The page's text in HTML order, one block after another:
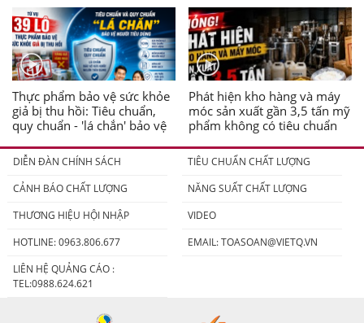
Thực phẩm bảo vệ sức khỏe
giả bị thu hồi: Tiêu chuẩn,
quy chuẩn - 'lá chắn' bảo vệ
Phát hiện kho hàng và máy
móc sản xuất gần 3,5 tấn mỹ
phẩm không có tiêu chuẩn
DIỄN ĐÀN CHÍNH SÁCH
TIÊU CHUẨN CHẤT LƯỢNG
CẢNH BÁO CHẤT LƯỢNG
NĂNG SUẤT CHẤT LƯỢNG
THƯƠNG HIỆU HỘI NHẬP
VIDEO
HOTLINE: 0963.806.677
EMAIL:TOASOAN@VIETQ.VN
LIÊN HỆ QUẢNG CÁO :
TEL:0988.624.621